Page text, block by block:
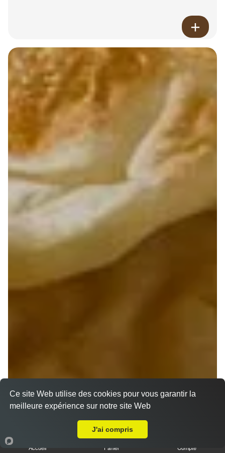
Accueil Panier Compte
Ce site Web utilise des cookies pour vous garantir la
meilleure expérience sur notre site Web
J'ai compris